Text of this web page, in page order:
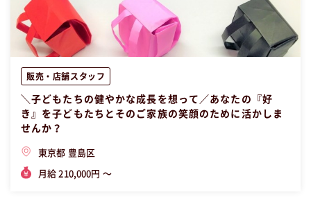
販売・店舗スタッフ
＼子どもたちの健やかな成長を想って／あなたの『好
き』を子どもたちとそのご家族の笑顔のために活かしま
せんか？
東京都 豊島区
月給 210,000円 〜